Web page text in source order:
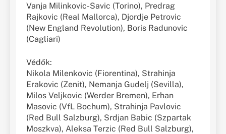
Vanja Milinkovic-Savic (Torino), Predrag
Rajkovic (Real Mallorca), Djordje Petrovic
(New England Revolution), Boris Radunovic
(Cagliari)
Védők:
Nikola Milenkovic (Fiorentina), Strahinja
Erakovic (Zenit), Nemanja Gudelj (Sevilla),
Milos Veljkovic (Werder Bremen), Erhan
Masovic (VfL Bochum), Strahinja Pavlovic
(Red Bull Salzburg), Srdjan Babic (Szpartak
Moszkva), Aleksa Terzic (Red Bull Salzburg),